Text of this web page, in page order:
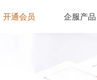
开通会员 企服产品